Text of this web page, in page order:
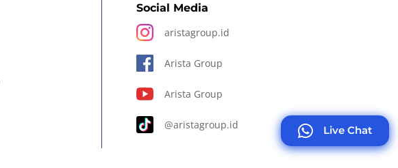
Social Media
aristagroup.id
Arista Group
Arista Group
@aristagroup.id Live Chat